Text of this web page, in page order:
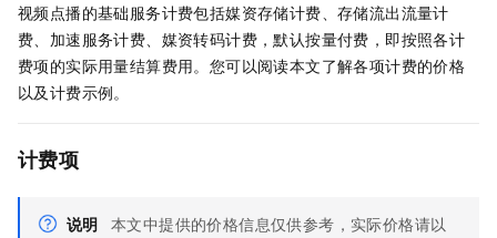
视频点播的基础服务计费包括媒资存储计费、存储流出流量计
费、加速服务计费、媒资转码计费，默认按量付费，即按照各计
费项的实际用量结算费用。您可以阅读本文了解各项计费的价格
以及计费示例。
计费项
说明 本文中提供的价格信息仅供参考，实际价格请以